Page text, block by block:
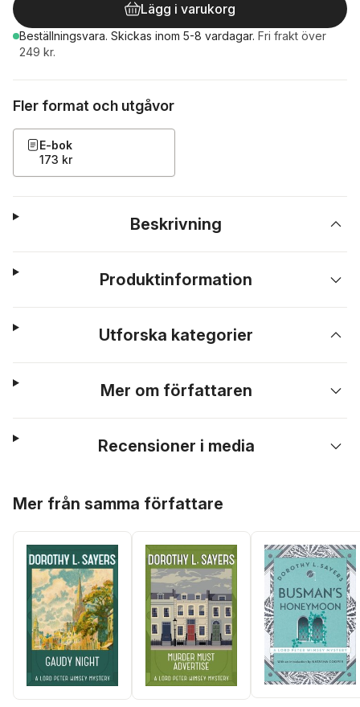
Lägg i varukorg
Beställningsvara. Skickas inom 5-8 vardagar. Fri frakt över
249 kr.
Fler format och utgåvor
E-bok
173 kr
Beskrivning
Produktinformation
Utforska kategorier
Mer om författaren
Recensioner i media
Mer från samma författare